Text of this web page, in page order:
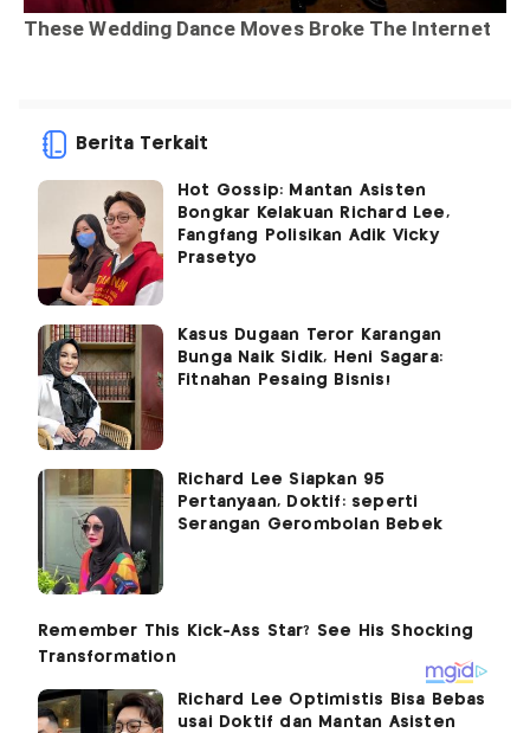
Berita Terkait
Hot Gossip: Mantan Asisten
Bongkar Kelakuan Richard Lee,
Fangfang Polisikan Adik Vicky
Prasetyo
Kasus Dugaan Teror Karangan
Bunga Naik Sidik, Heni Sagara:
Fitnahan Pesaing Bisnis!
Richard Lee Siapkan 95
Pertanyaan, Doktif: seperti
Serangan Gerombolan Bebek
Richard Lee Optimistis Bisa Bebas
usai Doktif dan Mantan Asisten